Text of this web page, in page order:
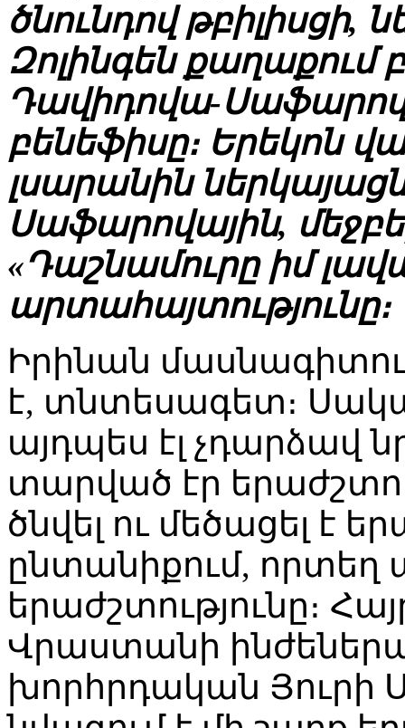
ծնունդով թբիլիսցի,
Զոլինգեն քաղաքում
Դավիդովա-
բենեֆիսը։ Երեկոն
լսարանին
Սաֆարովային,
«Դաշնամուրը իմ
արտահայտությունը։
Իրինան
է, տնտեսագետ։
այդպես էլ չդարձավ
տարված էր
ծնվել ու մեծացել է
ընտանիքում, որտեղ
երաժշտությունը։
Վրաստանի
խորհրդական Յուրի